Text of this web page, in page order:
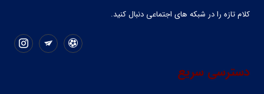
کلام تازه را در شبکه ‌های اجتماعی دنبال کنید.
دسترسی سریع